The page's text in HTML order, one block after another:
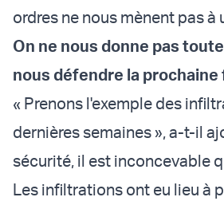
ordres ne nous mènent pas à
On ne nous donne pas
nous défendre la prochaine
« Prenons l'exemple des
dernières semaines », a-t-il
sécurité, il est inconcevable
Les infiltrations ont eu lieu à